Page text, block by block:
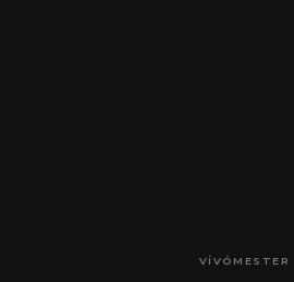
VÍVÓMESTER